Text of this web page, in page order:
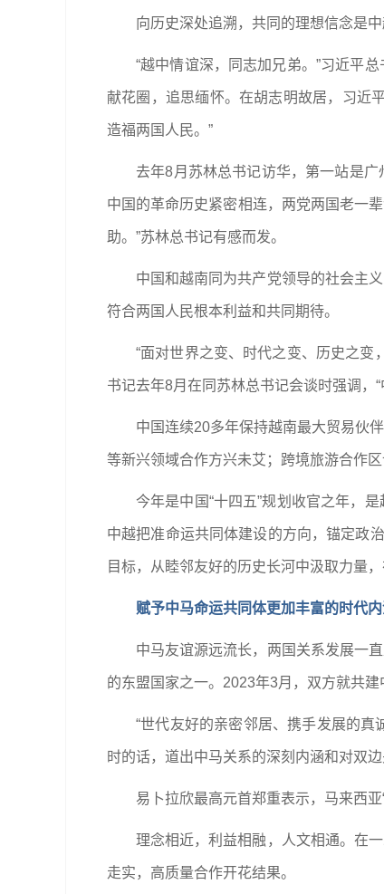
向历史深处追溯，共同的理想信念是
“越中情谊深，同志加兄弟。”习近平
献花圈，追思缅怀。在胡志明故居，习近
造福两国人民。”
去年8月苏林总书记访华，第一站是广
中国的革命历史紧密相连，两党两国老一
助。”苏林总书记有感而发。
中国和越南同为共产党领导的社会主
符合两国人民根本利益和共同期待。
“面对世界之变、时代之变、历史之
书记去年8月在同苏林总书记会谈时强调，
中国连续20多年保持越南最大贸易伙
等新兴领域合作方兴未艾；跨境旅游合作
今年是中国“十四五”规划收官之年，
中越把准命运共同体建设的方向，锚定政
目标，从睦邻友好的历史长河中汲取力量
赋予中马命运共同体更加丰富的时代
中马友谊源远流长，两国关系发展一
的东盟国家之一。2023年3月，双方就共
“世代友好的亲密邻居、携手发展的
时的话，道出中马关系的深刻内涵和对双边
易卜拉欣最高元首郑重表示，马来西
理念相近，利益相融，人文相通。在
走实，高质量合作开花结果。